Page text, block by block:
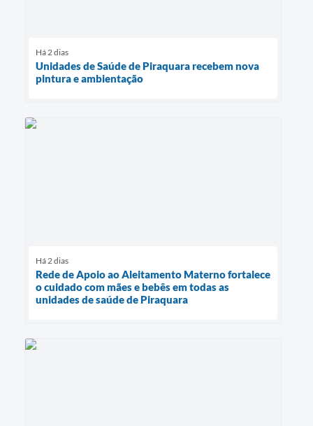
Há 2 dias
Unidades de Saúde de Piraquara recebem nova
pintura e ambientação
Há 2 dias
Rede de Apoio ao Aleitamento Materno fortalece
o cuidado com mães e bebês em todas as
unidades de saúde de Piraquara